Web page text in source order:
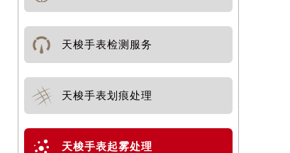
天梭手表检测服务
天梭手表划痕处理
天梭手表起雾处理